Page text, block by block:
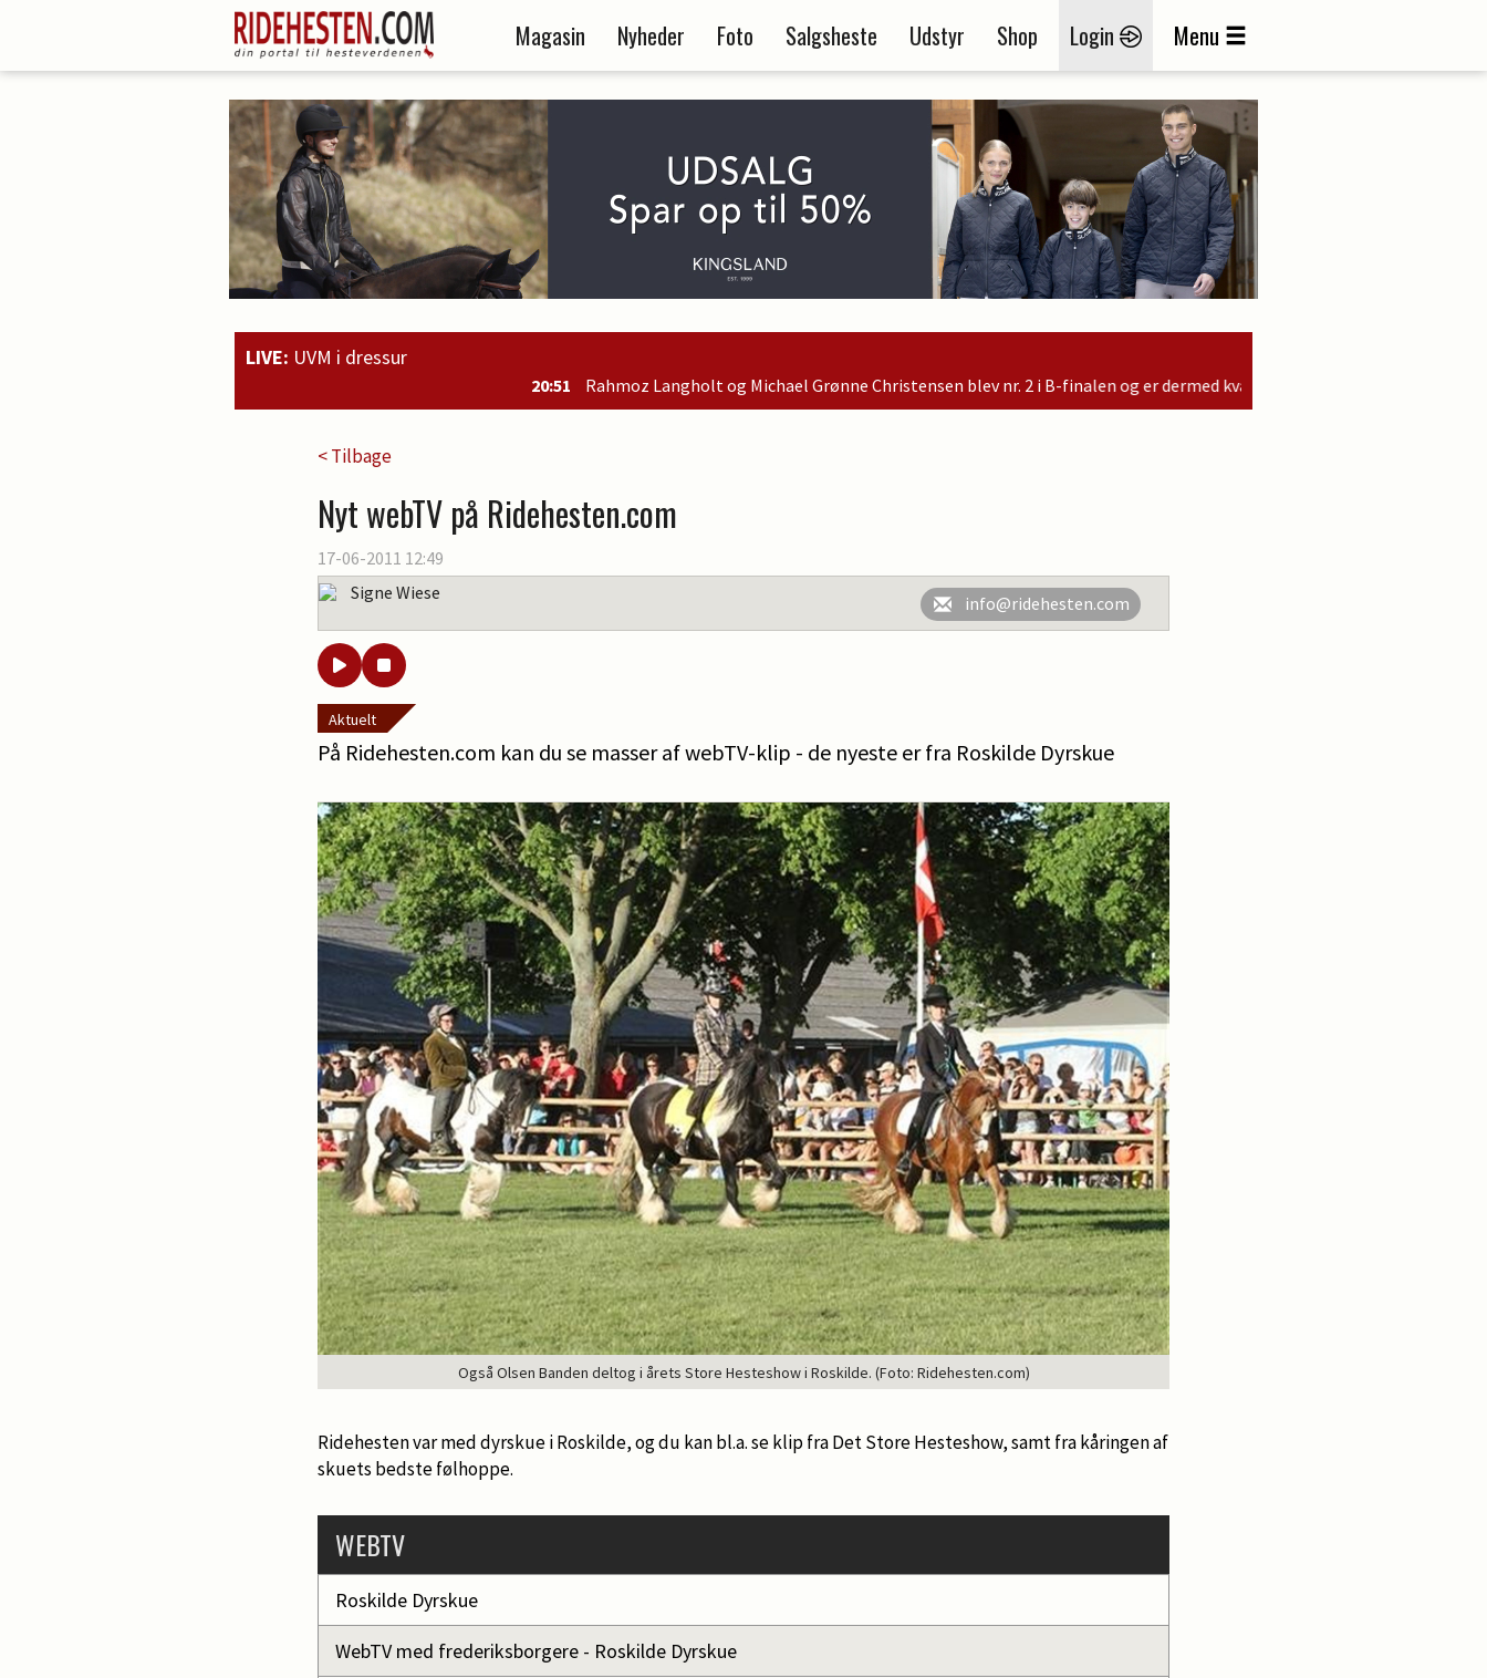
Magasin Nyheder Foto Salgsheste Udstyr Shop Login Menu
LIVE: UVM i dressur
Rahmoz Langholt og Michael Grønne Christensen blev nr. 2 i B-finalen og er dermed kvalificeret til søndagens finale
< Tilbage
Nyt webTV på Ridehesten.com
17-06-2011 12:49
Signe Wiese
info@ridehesten.com
Aktuelt
På Ridehesten.com kan du se masser af webTV-klip - de nyeste er fra Roskilde Dyrskue
Også Olsen Banden deltog i årets Store Hesteshow i Roskilde. (Foto: Ridehesten.com)
Ridehesten var med dyrskue i Roskilde, og du kan bl.a. se klip fra Det Store Hesteshow, samt fra kåringen af
skuets bedste følhoppe.
WEBTV
Roskilde Dyrskue
WebTV med frederiksborgere - Roskilde Dyrskue